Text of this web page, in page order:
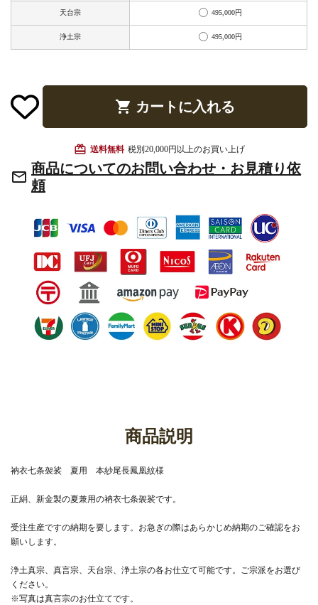
天台宗 495,000円
浄土宗 495,000円
shopping_cart カートに入れる
card_giftcard 送料無料 税別20,000円以上のお買い上げ
mail_outline 商品についてのお問い合わせ・お見積り依
頼
商品説明
衲衣七条袈裟 夏用 本紗尾長鳳凰紋様
正絹、新金製の夏兼用の衲衣七条袈裟です。
受注生産ですの納期を要します。お急ぎの際はあらかじめ納期のご確認をお
願いします。
浄土真宗、真言宗、天台宗、浄土宗の各お仕立て可能です。ご宗派をお選び
ください。
※写真は真言宗のお仕立てです。